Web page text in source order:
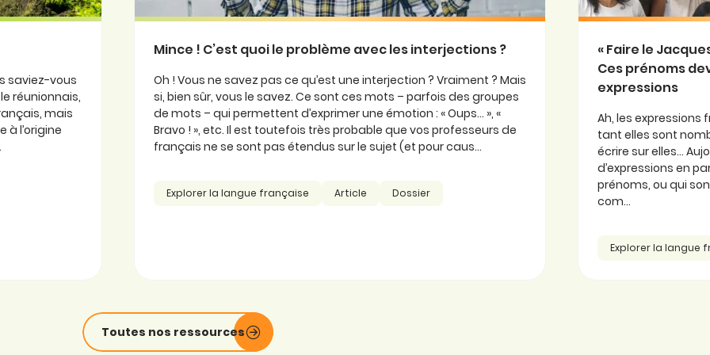
saviez-vous
réunionnais,
mais
à l’origine
Mince ! C’est quoi le problème avec les interjections ?
Oh ! Vous ne savez pas ce qu’est une interjection ? Vraiment ? Mais
si, bien sûr, vous le savez. Ce sont ces mots – parfois des groupes
de mots – qui permettent d’exprimer une émotion : « Oups… », «
Bravo ! », etc. Il est toutefois très probable que vos professeurs de
français ne se sont pas étendus sur le sujet (et pour caus...
Explorer la langue française Article Dossier
« Faire le
Ces prénoms
expressions
Ah, les expressions
tant elles sont
écrire sur elles…
d’expressions en
prénoms, ou qui
com...
Explorer la langue
Toutes nos ressources